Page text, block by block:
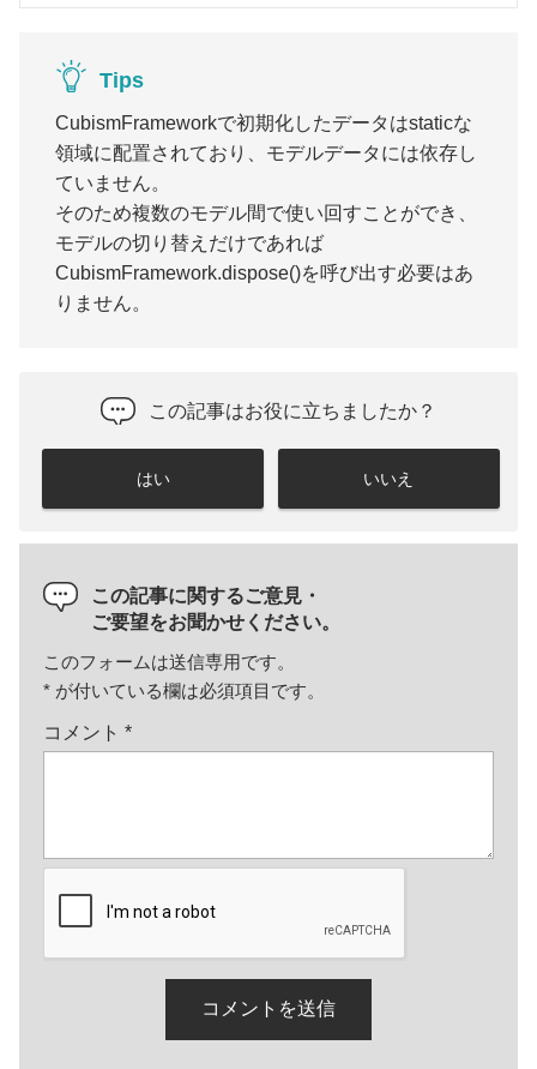
Tips
CubismFrameworkで初期化したデータはstaticな
領域に配置されており、モデルデータには依存し
ていません。
そのため複数のモデル間で使い回すことができ、
モデルの切り替えだけであれば
CubismFramework.dispose()を呼び出す必要はあ
りません。
この記事はお役に立ちましたか？
はい いいえ
この記事に関するご意見・
ご要望をお聞かせください。
このフォームは送信専用です。
* が付いている欄は必須項目です。
コメント *